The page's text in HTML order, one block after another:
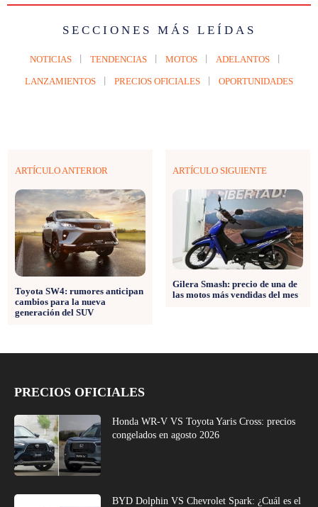
SECCIONES MÁS LEÍDAS
NOTICIAS TENDENCIAS MOTOS ADELANTOS
LANZAMIENTOS PRECIOS OFICIALES OPORTUNIDADES
ARTÍCULO ANTERIOR
Toyota SW4: rumores anticipan
cambios para la nueva
generación del SUV
ARTÍCULO SIGUIENTE
Gilera Smash: precio de una de
las motos más vendidas del mes
PRECIOS OFICIALES
Honda WR-V VS Toyota Yaris Cross: precios
congelados en agosto 2026
BYD Dolphin VS Chevrolet Spark: ¿Cuál es el